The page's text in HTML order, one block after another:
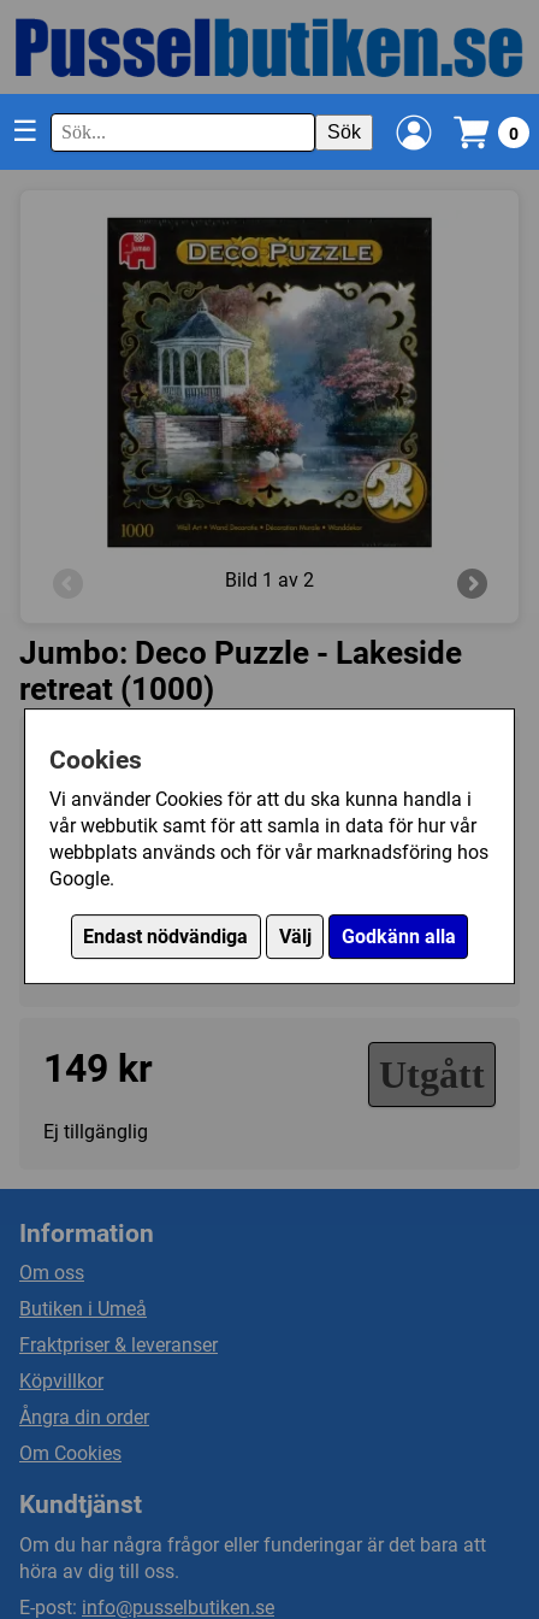
Cookies
Vi använder Cookies för att du ska kunna handla i
vår webbutik samt för att samla in data för hur vår
webbplats används och för vår marknadsföring hos
Google.
Endast nödvändiga Välj Godkänn alla
☰ Sök 0
Bild 1 av 2
Jumbo: Deco Puzzle - Lakeside
retreat (1000)
Tillverkare:
Antal bitar:
1000
Storlek:63 x 49 cm
Art.nr.:JU01557
Antal Bitar/1000 - 1499
149 kr Utgått
Ej tillgänglig
Information
Om oss
Butiken i Umeå
Fraktpriser & leveranser
Köpvillkor
Ångra din order
Om Cookies
Kundtjänst
Om du har några frågor eller funderingar är det bara att
höra av dig till oss.
E-post: info@pusselbutiken.se